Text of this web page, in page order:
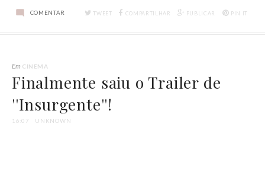
COMENTAR TWEET COMPARTILHAR PUBLICAR PIN IT
Em CINEMA
Finalmente saiu o Trailer de
''Insurgente''!
16:07 UNKNOWN